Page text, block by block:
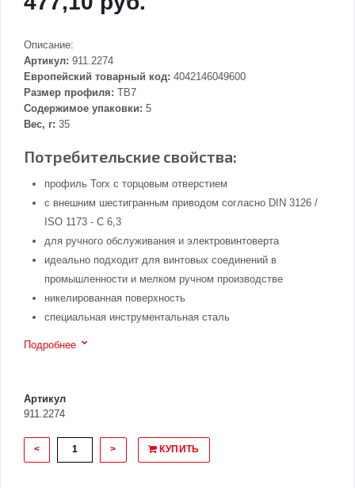
Описание:
Артикул: 911.2274
Европейский товарный код: 4042146049600
Размер профиля: TB7
Содержимое упаковки: 5
Вес, г: 35
Потребительские свойства:
профиль Torx с торцовым отверстием
с внешним шестигранным приводом согласно DIN 3126 /
ISO 1173 - C 6,3
для ручного обслуживания и электровинтоверта
идеально подходит для винтовых соединений в
промышленности и мелком ручном производстве
никелированная поверхность
специальная инструментальная сталь
Подробнее
Артикул
911.2274
< > КУПИТЬ